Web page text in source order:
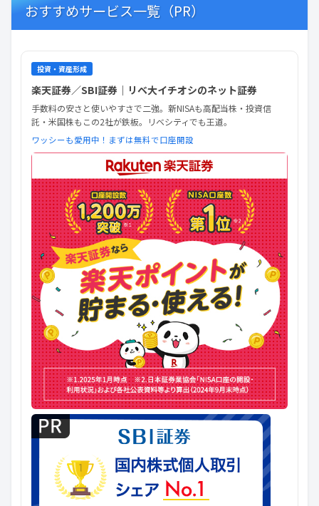
おすすめサービス一覧（PR）
投資・資産形成
楽天証券／SBI証券｜リベ大イチオシのネット証券
手数料の安さと使いやすさで二強。新NISAも高配当株・投資信
託・米国株もこの2社が鉄板。リベシティでも王道。
ワッシーも愛用中！まずは無料で口座開設